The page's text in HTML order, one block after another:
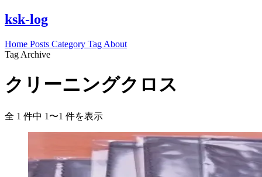
ksk-log
Home Posts Category Tag About
Tag Archive
クリーニングクロス
全 1 件中 1〜1 件を表示